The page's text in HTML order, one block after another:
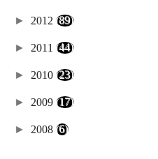
► 2012 (89)
► 2011 (44)
► 2010 (23)
► 2009 (17)
► 2008 (6)